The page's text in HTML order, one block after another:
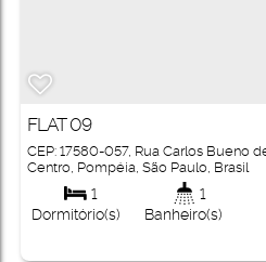
FLAT 09
CEP: 17580-057, Rua Carlos Bueno
Centro, Pompéia, São Paulo, Brasil
1
Dormitório(s)
1
Banheiro(s)